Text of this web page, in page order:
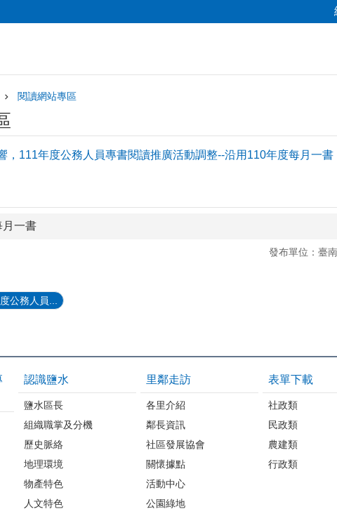
閱讀網站專區
，111年度公務人員專書閱讀推廣活動調整--沿用110年度每月一書
月一書
發布單位：臺
公務人員...
認識鹽水
鹽水區長
組織職掌及分機
歷史脈絡
地理環境
物產特色
人文特色
里鄰走訪
各里介紹
鄰長資訊
社區發展協會
關懷據點
活動中心
公園綠地
表單下載
社政類
民政類
農建類
行政類